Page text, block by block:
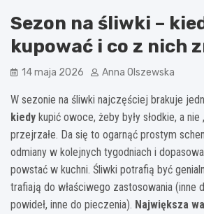
Sezon na śliwki –
kupować i co z nich
14 maja 2026 Anna Olszewska
W sezonie na śliwki najczęściej brakuje
kiedy kupić owoce, żeby były słodkie, a nie
przejrzałe. Da się to ogarnąć prostym
odmiany w kolejnych tygodniach i
powstać w kuchni. Śliwki potrafią być
trafiają do właściwego zastosowania (inne
powideł, inne do pieczenia). Największa